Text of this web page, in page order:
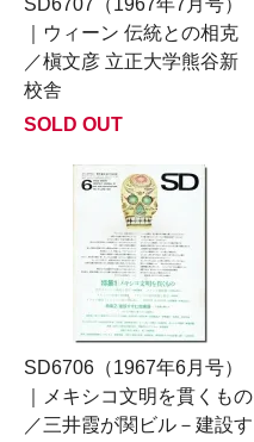
SD6707（1967年7月号）
｜ウィーン 伝統との相克
／槇文彦 立正大学熊谷新
校舎
SOLD OUT
SD6706（1967年6月号）
｜メキシコ文明を貫くもの
／三井霞が関ビル－建設す